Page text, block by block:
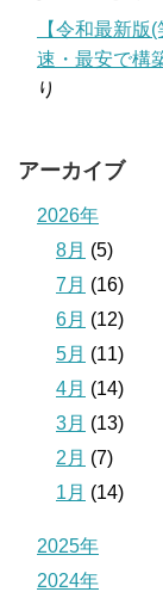
【令和最新
速・最安で構
り
アーカイブ
2026年
8月 (5)
7月 (16)
6月 (12)
5月 (11)
4月 (14)
3月 (13)
2月 (7)
1月 (14)
2025年
2024年